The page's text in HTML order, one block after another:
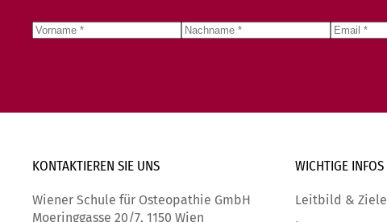
KONTAKTIEREN SIE UNS
Wiener Schule für Osteopathie GmbH
Moeringgasse 20/7, 1150 Wien
WICHTIGE INFOS
Leitbild & Ziele